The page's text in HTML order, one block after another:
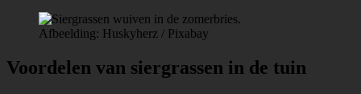
Afbeelding: Huskyherz / Pixabay
Voordelen van siergrassen in de tuin